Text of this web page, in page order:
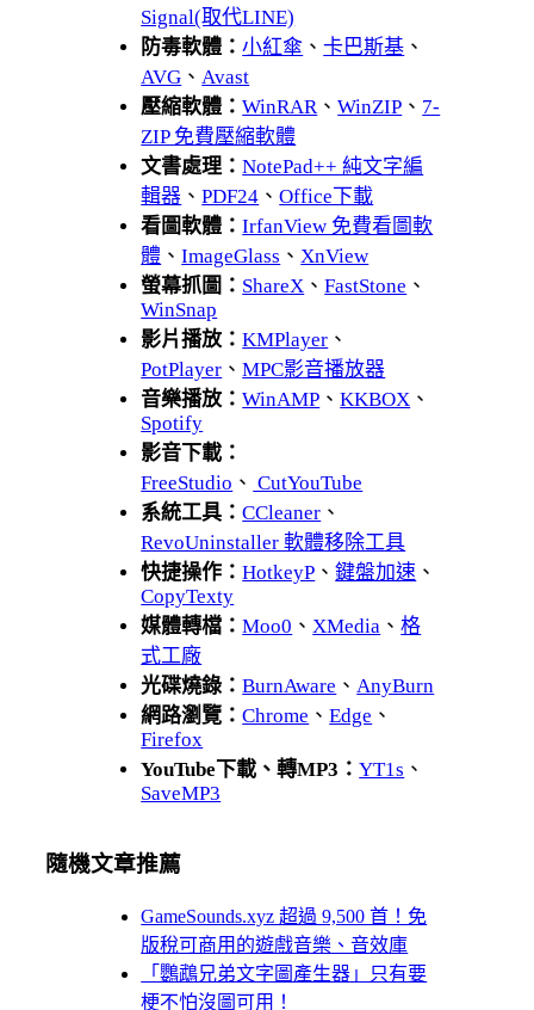
Signal(取代LINE)
防毒軟體：小紅傘 、卡巴斯基 、
AVG 、 Avast
壓縮軟體：WinRAR 、WinZIP 、 7-
ZIP 免費壓縮軟體
文書處理：NotePad++ 純文字編
輯器 、PDF24 、Office下載
看圖軟體：IrfanView 免費看圖軟
體 、ImageGlass 、 XnView
螢幕抓圖： ShareX 、FastStone 、
WinSnap
影片播放：KMPlayer 、
PotPlayer 、MPC影音播放器
音樂播放：WinAMP 、KKBOX 、
Spotify
影音下載：
FreeStudio 、 CutYouTube
系統工具：CCleaner 、
RevoUninstaller 軟體移除工具
快捷操作：HotkeyP 、鍵盤加速 、
CopyTexty
媒體轉檔：Moo0 、 XMedia 、格
式工廠
光碟燒錄：BurnAware 、 AnyBurn
網路瀏覽：Chrome 、Edge 、
Firefox
YouTube下載、轉MP3：YT1s 、
SaveMP3
隨機文章推薦
GameSounds.xyz 超過 9,500 首！免
版稅可商用的遊戲音樂、音效庫
「鸚鵡兄弟文字圖產生器」只有要
梗不怕沒圖可用！